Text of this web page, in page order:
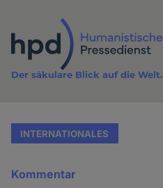
Inhalt
Der säkulare Blick auf die Welt.
INTERNATIONALES
Kommentar